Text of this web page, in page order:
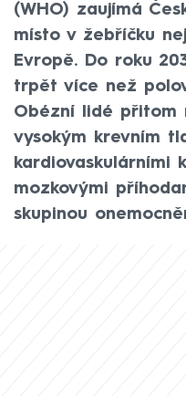
(WHO) zaujímá
místo v žebříčku
Evropě. Do roku
trpět více než
Obézní lidé přitom
vysokým krevním
kardiovaskulárními
mozkovými
skupinou